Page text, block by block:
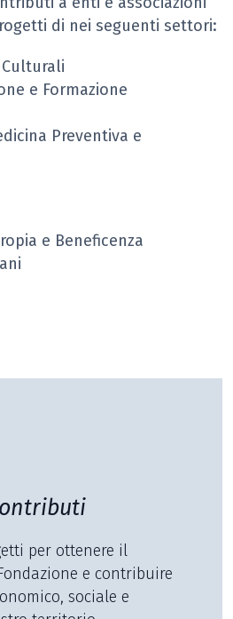
di nei seguenti settori:
e Formazione
Preventiva e
e Beneficenza
per ottenere il
e contribuire
sociale e